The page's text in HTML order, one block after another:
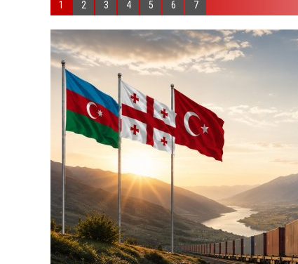
1 2 3 4 5 6 7